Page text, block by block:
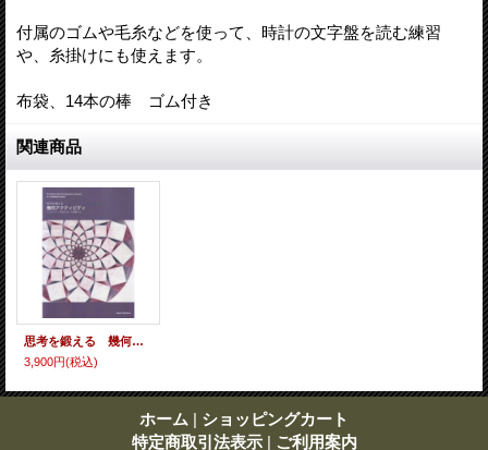
付属のゴムや毛糸などを使って、時計の文字盤を読む練習
や、糸掛けにも使えます。
布袋、14本の棒 ゴム付き
関連商品
思考を鍛える 幾何アクティビティ シュタイナー学校の授業から
3,900円(税込)
ホーム | ショッピングカート
特定商取引法表示 | ご利用案内